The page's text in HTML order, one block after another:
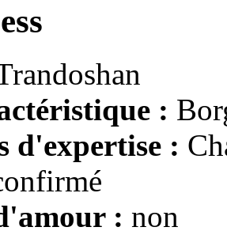
:
d'expertise :
: non